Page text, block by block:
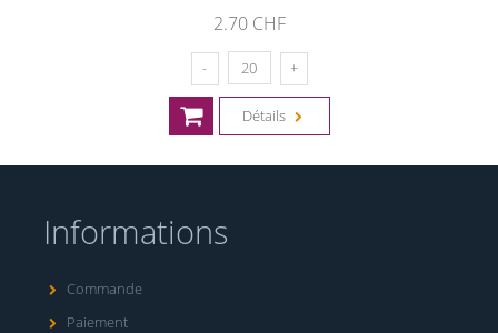
2.70 CHF
Détails
Informations
Commande
Paiement